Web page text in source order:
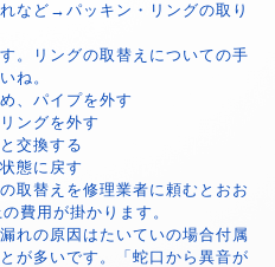
など→パッキン・リングの取り
。リングの取替えについての手
ね。
、パイプを外す
ングを外す
交換する
態に戻す
取替えを修理業者に頼むとおお
費用が掛かります。
れの原因はたいていの場合付属
が多いです。「蛇口から異音が